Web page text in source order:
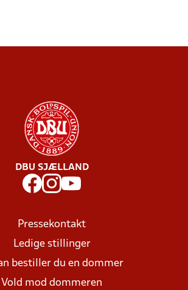
DBU SJÆLLAND
Pressekontakt
Ledige stillinger
bestiller du en dommer
Vold mod dommeren